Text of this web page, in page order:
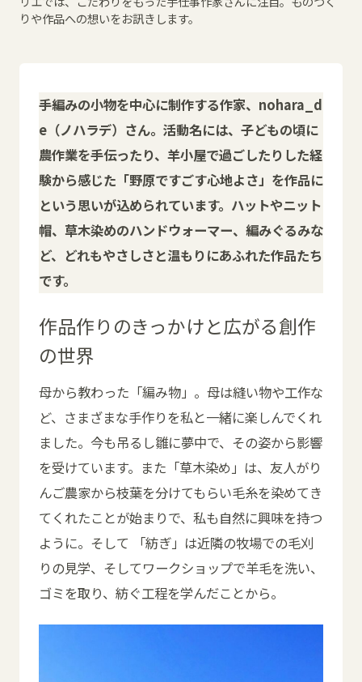
りや作品への想いをお訊きします。
手編みの小物を中心に制作する作家、nohara_d
e（ノハラデ）さん。活動名には、子どもの頃に
農作業を手伝ったり、羊小屋で過ごしたりした経
験から感じた「野原ですごす心地よさ」を作品に
という思いが込められています。ハットやニット
帽、草木染めのハンドウォーマー、編みぐるみな
ど、どれもやさしさと温もりにあふれた作品たち
です。
作品作りのきっかけと広がる創作
の世界
母から教わった「編み物」。母は縫い物や工作な
ど、さまざまな手作りを私と一緒に楽しんでくれ
ました。今も吊るし雛に夢中で、その姿から影響
を受けています。また「草木染め」は、友人がり
んご農家から枝葉を分けてもらい毛糸を染めてき
てくれたことが始まりで、私も自然に興味を持つ
ように。そして 「紡ぎ」は近隣の牧場での毛刈
りの見学、そしてワークショップで羊毛を洗い、
ゴミを取り、紡ぐ工程を学んだことから。